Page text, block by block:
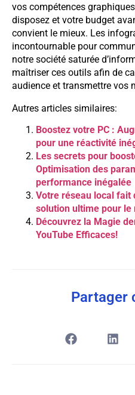
vos compétences
disposez et votre budget
convient le mieux. Les
incontournable pour
notre société saturée
maîtriser ces outils afin de
audience et transmettre vos
Autres articles similaires:
Boostez votre PC :
pour une réactivité
Les secrets pour
Optimisation des
performance inégalée
Votre réseau local fait
solution ultime pour le
Découvrez la Magie
YouTube Efficaces!
Partager